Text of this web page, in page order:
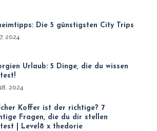
Die 5 günstigsten City Trips
2024
Urlaub: 5 Dinge, die du wissen
2024
Koffer ist der richtige? 7
Fragen, die du dir stellen
| Level8 x thedorie